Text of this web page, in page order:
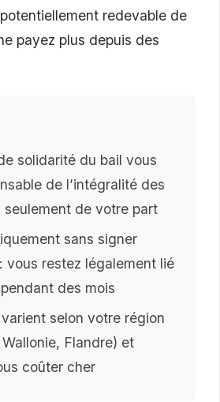
redevable de
payez plus depuis des
solidarité du bail vous
de l’intégralité des
seulement de votre part
sans signer
vous restez légalement lié
des mois
selon votre région
Flandre) et
coûter cher